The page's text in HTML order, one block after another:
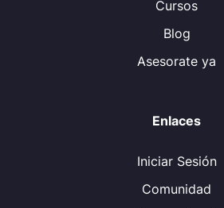
Cursos
Blog
Asesorate ya
Enlaces
Iniciar Sesión
Comunidad